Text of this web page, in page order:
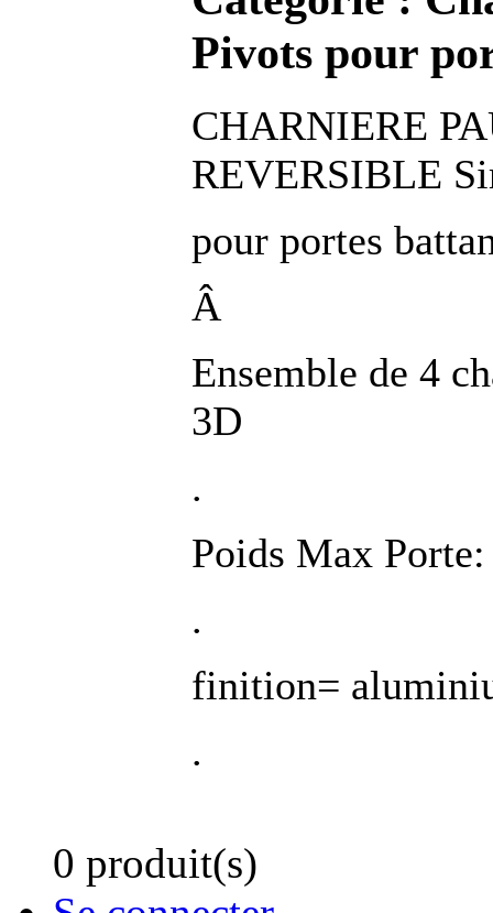
Pivots pour
CHARNIERE
REVERSIBLE
pour portes
Â
Ensemble de 4
3D
.
Poids Max
.
finition=
.
0 produit(s)